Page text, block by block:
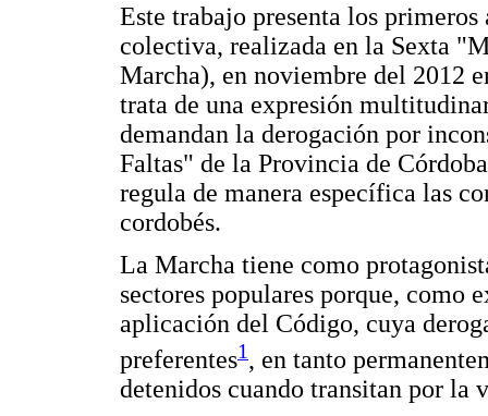
Este trabajo presenta los
colectiva, realizada en la Sexta
Marcha), en noviembre del 2012
trata de una expresión
demandan la derogación por
Faltas" de la Provincia de
regula de manera específica las
cordobés.
La Marcha tiene como
sectores populares porque, como
aplicación del Código, cuya
preferentes1, en tanto
detenidos cuando transitan por la